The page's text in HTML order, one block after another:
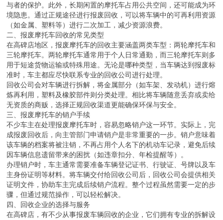
与者的保护。此外，长期闲置的摩托车占用公共空间，还可能成为环
境隐患。通过正规途径进行报废回收，可以将车辆中的可再利用资源
（如金属、塑料等）进行二次加工，减少资源浪费。
二、报废摩托车回收的常见类型
在高碑店地区，报废摩托车的回收主要涵盖两类车型：两轮摩托车和
三轮摩托车。两轮摩托车通常用于个人日常通勤，而三轮摩托车则多
用于短途货物运输或特殊用途。无论是哪种类型，当车辆达到报废标
准时，车主都应尽快联系专业的回收公司进行处理。
回收公司会对车辆进行拆解，将金属部分（如车架、发动机）进行熔
炼再利用，塑料及橡胶部件则分类处理。相比将车辆随意丢弃或卖给
无资质的商贩，选择正规回收渠道更能确保环保与安全。
三、报废摩托车的销户手续
不少车主在处理报废摩托车时，容易忽略销户这一环节。实际上，完
成报废回收后，向主管部门申请销户是非常重要的一步。销户意味着
该车辆的档案将被注销，不再占用个人名下的机动车记录，避免后续
因车辆信息遗留带来的困扰（如违章扣分、年检提醒等）。
办理销户时，车主通常需要准备车辆登记证书、行驶证、号牌以及车
主身份证明等材料。将车辆交付给回收公司后，回收公司会提供相关
证明文件，协助车主完成后续销户流程。整个过程虽然需要一定的步
骤，但通过规范操作，可以轻松解决。
四、回收企业的选择与服务
在高碑店，有不少从事报废车辆回收的企业，它们拥有专业的拆解设